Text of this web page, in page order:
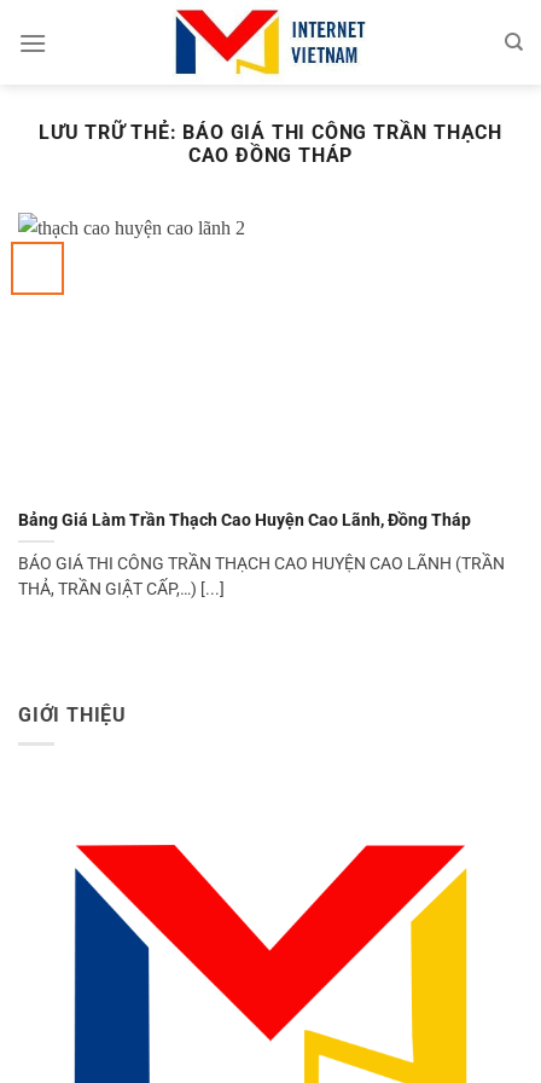
đến
LƯU TRỮ THẺ: BÁO GIÁ THI CÔNG TRẦN THẠCH
CAO ĐỒNG THÁP
Bảng Giá Làm Trần Thạch Cao Huyện Cao Lãnh, Đồng Tháp
BÁO GIÁ THI CÔNG TRẦN THẠCH CAO HUYỆN CAO LÃNH (TRẦN
THẢ, TRẦN GIẬT CẤP,…) [...]
GIỚI THIỆU